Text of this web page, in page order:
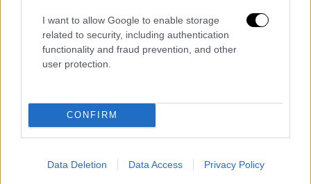
I want to allow Google to enable storage
related to security, including authentication
functionality and fraud prevention, and other
user protection.
CONFIRM
Data Deletion Data Access Privacy Policy
Σύλληψη 31χρονου για ναρκωτικά στο
λιμάνι του Πειραιά
Τι συνέβη